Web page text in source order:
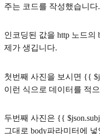
주는 코드를 작성했습니다.
인코딩된 값을 http 노드의
제가 생깁니다.
첫번째 사진을 보시면 {{
이런 식으로 데이터를 적
두번째 사진은 {{
그대로 body파라미터에